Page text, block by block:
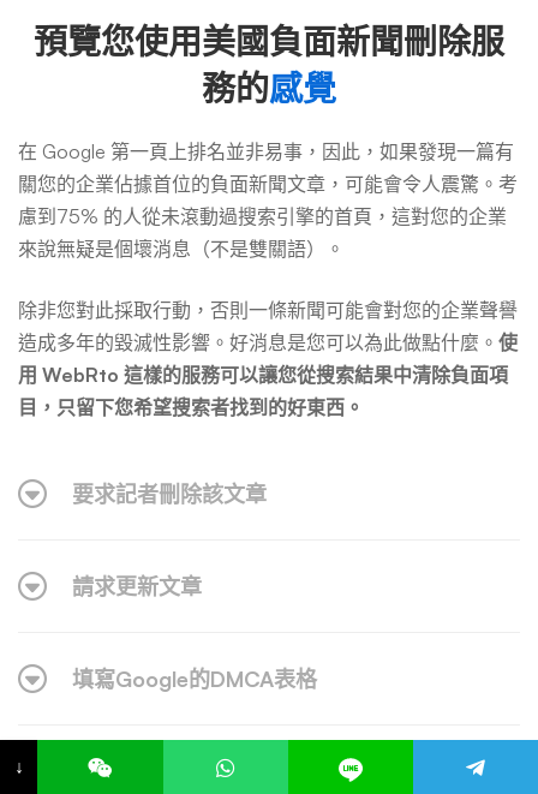
預覽您使用美國負面新聞刪除服
務的感覺
在 Google 第一頁上排名並非易事，因此，如果發現一篇有
關您的企業佔據首位的負面新聞文章，可能會令人震驚。考
慮到75% 的人從未滾動過搜索引擎的首頁，這對您的企業
來說無疑是個壞消息（不是雙關語）。
除非您對此採取行動，否則一條新聞可能會對您的企業聲譽
造成多年的毀滅性影響。好消息是您可以為此做點什麼。 使
用 WebRto 這樣的服務可以讓您從搜索結果中清除負面項
目，只留下您希望搜索者找到的好東西。
要求記者刪除該文章
請求更新文章
填寫Google的DMCA表格
讓文章排除在第一頁
↓